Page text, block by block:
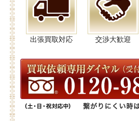
出張買取対応 交渉大歓迎